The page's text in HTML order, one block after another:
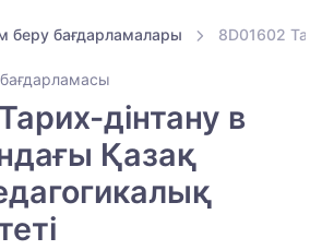
беру бағдарламалары 8D01602
дінтану в
Қазақ